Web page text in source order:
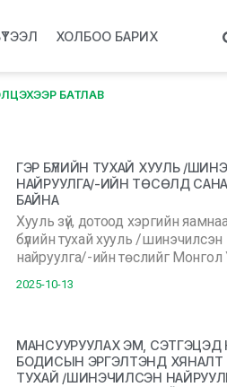
ХОЛБОО БАРИХ
БАТЛАВ
ГЭР БҮЛИЙН ТУХАЙ ХУУЛЬ /
НАЙРУУЛГА/-ИЙН ТӨСӨЛД
БАЙНА
Хууль зүй, дотоод хэргийн
бүлийн тухай хууль /шинэчилсэн
найруулга/-ийн төслийг Монгол
2025-10-13
МАНСУУРУУЛАХ ЭМ,
БОДИСЫН ЭРГЭЛТЭНД ХЯНАЛТ
ТУХАЙ /ШИНЭЧИЛСЭН